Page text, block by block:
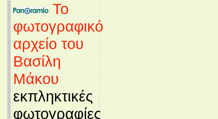
Το
φωτογραφικό
αρχείο του
Βασίλη
Μάκου
εκπληκτικές
φωτογραφίες